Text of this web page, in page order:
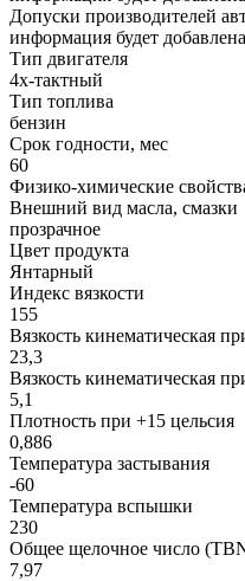
Допуски производителей
информация будет
Тип двигателя
4х-тактный
Тип топлива
бензин
Срок годности, мес
60
Физико-химические
Внешний вид масла, смазки
прозрачное
Цвет продукта
Янтарный
Индекс вязкости
155
Вязкость кинематическая
23,3
Вязкость кинематическая
5,1
Плотность при +15 цельсия
0,886
Температура застывания
-60
Температура вспышки
230
Общее щелочное число
7,97